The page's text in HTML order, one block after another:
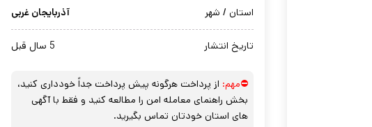
استان / شهر آذربایجان غربی
تاریخ انتشار 5 سال قبل
⛔مهم: از پرداخت هرگونه پیش پرداخت جداً خودداری کنید،
بخش راهنمای معامله امن را مطالعه کنید و فقط با آگهی
های استان خودتان تماس بگیرید.